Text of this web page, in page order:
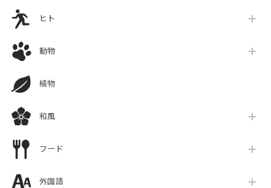
ヒト
動物
植物
和風
フード
外国語